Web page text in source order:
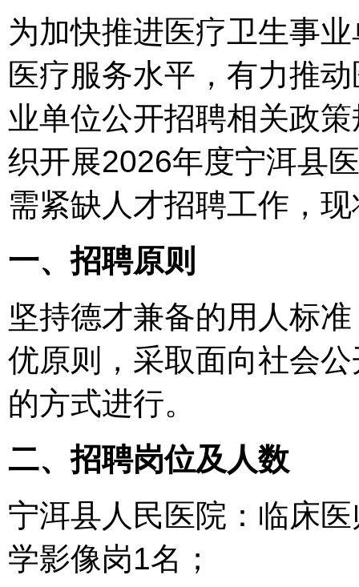
为加快推进医疗卫生事
医疗服务水平，有力推
业单位公开招聘相关政
织开展2026年度宁洱县
需紧缺人才招聘工作，
一、招聘原则
坚持德才兼备的用人标
优原则，采取面向社会
的方式进行。
二、招聘岗位及人数
宁洱县人民医院：临床
学影像岗1名；